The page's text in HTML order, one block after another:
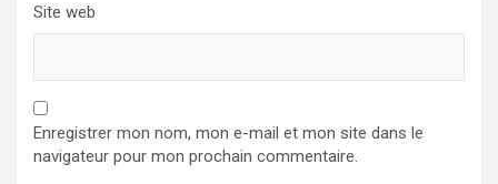
Site web
Enregistrer mon nom, mon e-mail et mon site dans le
navigateur pour mon prochain commentaire.